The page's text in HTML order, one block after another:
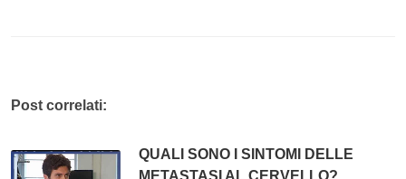
Post correlati:
QUALI SONO I SINTOMI DELLE